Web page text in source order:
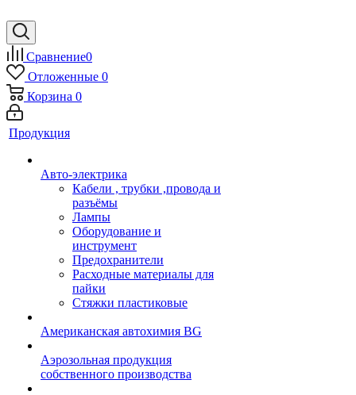
Сравнение0
Отложенные 0
Корзина 0
Продукция
Авто-электрика
Кабели , трубки ,провода и
разъёмы
Лампы
Оборудование и
инструмент
Предохранители
Расходные материалы для
пайки
Стяжки пластиковые
Американская автохимия BG
Аэрозольная продукция
собственного производства